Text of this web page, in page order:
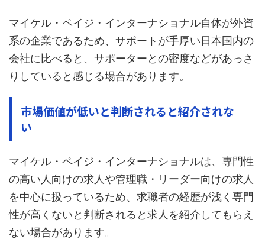
マイケル・ペイジ・インターナショナル自体が外資
系の企業であるため、サポートが手厚い日本国内の
会社に比べると、サポーターとの密度などがあっさ
りしていると感じる場合があります。
市場価値が低いと判断されると紹介されな
い
マイケル・ペイジ・インターナショナルは、専門性
の高い人向けの求人や管理職・リーダー向けの求人
を中心に扱っているため、求職者の経歴が浅く専門
性が高くないと判断されると求人を紹介してもらえ
ない場合があります。